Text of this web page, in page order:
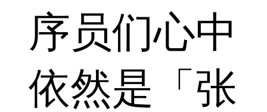
序员们心中
依然是「张